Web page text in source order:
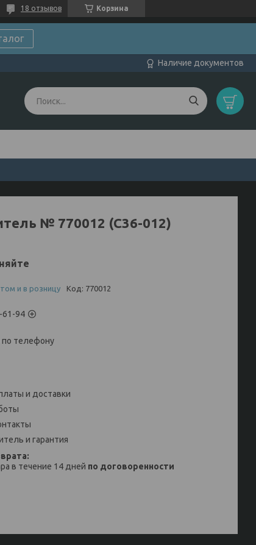
Корзина
18 отзывов
Наличие документов
№ 770012 (C36-012)
и в розницу Код: 770012
61-94
по телефону
и доставки
и гарантия
в течение 14 дней по договоренности